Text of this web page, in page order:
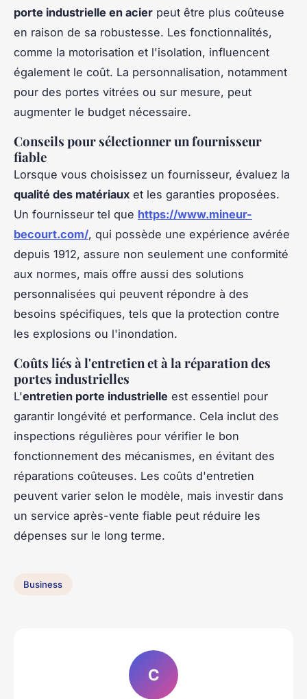
porte industrielle en acier peut être plus coûteuse
en raison de sa robustesse. Les fonctionnalités,
comme la motorisation et l'isolation, influencent
également le coût. La personnalisation, notamment
pour des portes vitrées ou sur mesure, peut
augmenter le budget nécessaire.
Conseils pour sélectionner un fournisseur
fiable
Lorsque vous choisissez un fournisseur, évaluez la
qualité des matériaux et les garanties proposées.
Un fournisseur tel que https://www.mineur-
becourt.com/, qui possède une expérience avérée
depuis 1912, assure non seulement une conformité
aux normes, mais offre aussi des solutions
personnalisées qui peuvent répondre à des
besoins spécifiques, tels que la protection contre
les explosions ou l'inondation.
Coûts liés à l'entretien et à la réparation des
portes industrielles
L'entretien porte industrielle est essentiel pour
garantir longévité et performance. Cela inclut des
inspections régulières pour vérifier le bon
fonctionnement des mécanismes, en évitant des
réparations coûteuses. Les coûts d'entretien
peuvent varier selon le modèle, mais investir dans
un service après-vente fiable peut réduire les
dépenses sur le long terme.
Business
C